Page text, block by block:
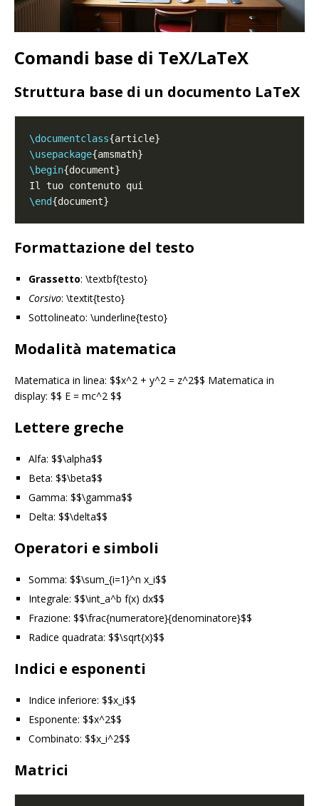
Comandi base di TeX/LaTeX
Struttura base di un documento LaTeX
\documentclass
\usepackage
\begin
\end
Formattazione del testo
Grassetto: \textbf{testo}
Corsivo: \textit{testo}
Sottolineato: \underline{testo}
Modalità matematica
Matematica in linea: $$x^2 + y^2 = z^2$$ Matematica in
display: $$ E = mc^2 $$
Lettere greche
Alfa: $$\alpha$$
Beta: $$\beta$$
Gamma: $$\gamma$$
Delta: $$\delta$$
Operatori e simboli
Somma: $$\sum_{i=1}^n x_i$$
Integrale: $$\int_a^b f(x) dx$$
Frazione: $$\frac{numeratore}{denominatore}$$
Radice quadrata: $$\sqrt{x}$$
Indici e esponenti
Indice inferiore: $$x_i$$
Esponente: $$x^2$$
Combinato: $$x_i^2$$
Matrici